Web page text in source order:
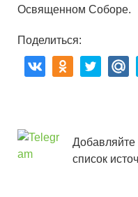
Освященном Соборе.
Поделиться:
Добавляйте
список